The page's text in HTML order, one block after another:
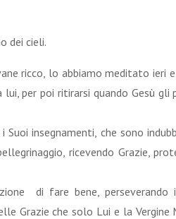
dei cieli.
ricco, lo abbiamo meditato ieri
per poi ritirarsi quando Gesù gli
insegnamenti, che sono
ricevendo Grazie,
di fare bene, perseverando
Grazie che solo Lui e la Vergine